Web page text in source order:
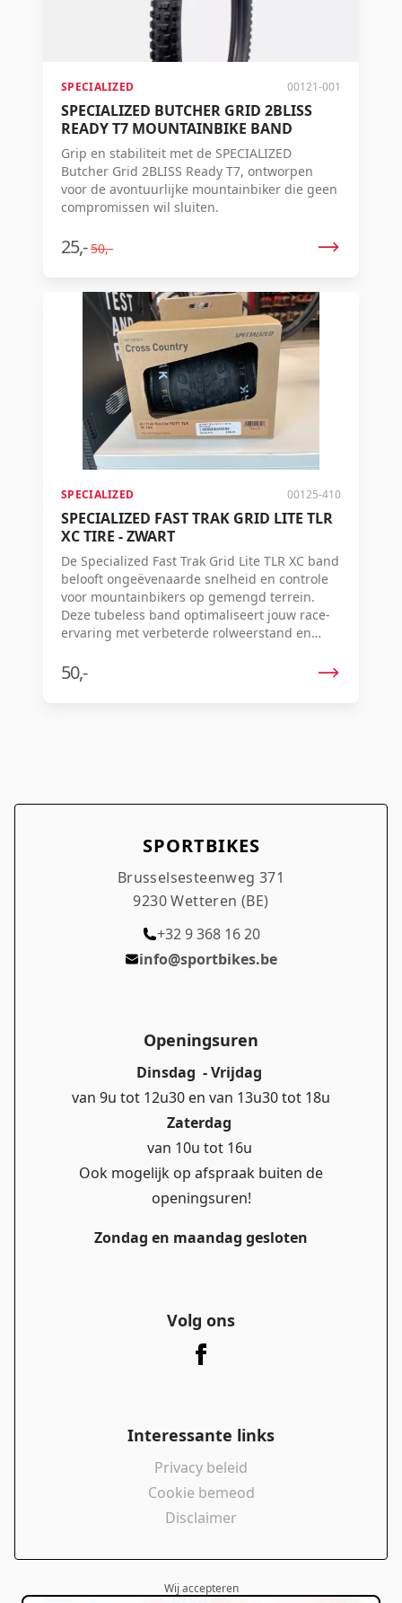
SPECIALIZED 00121-001
SPECIALIZED BUTCHER GRID 2BLISS
READY T7 MOUNTAINBIKE BAND
Grip en stabiliteit met de SPECIALIZED
Butcher Grid 2BLISS Ready T7, ontworpen
voor de avontuurlijke mountainbiker die geen
compromissen wil sluiten.
25,- 50,-
SPECIALIZED 00125-410
SPECIALIZED FAST TRAK GRID LITE TLR
XC TIRE - ZWART
De Specialized Fast Trak Grid Lite TLR XC band
belooft ongeëvenaarde snelheid en controle
voor mountainbikers op gemengd terrein.
Deze tubeless band optimaliseert jouw race-
ervaring met verbeterde rolweerstand en
50,-
SPORTBIKES
Brusselsesteenweg 371
9230 Wetteren (BE)
+32 9 368 16 20
info@sportbikes.be
Openingsuren
Dinsdag - Vrijdag
van 9u tot 12u30 en van 13u30 tot 18u
Zaterdag
van 10u tot 16u
Ook mogelijk op afspraak buiten de
openingsuren!
Zondag en maandag gesloten
Volg ons
Interessante links
Privacy beleid
Cookie bemeod
Disclaimer
Wij accepteren